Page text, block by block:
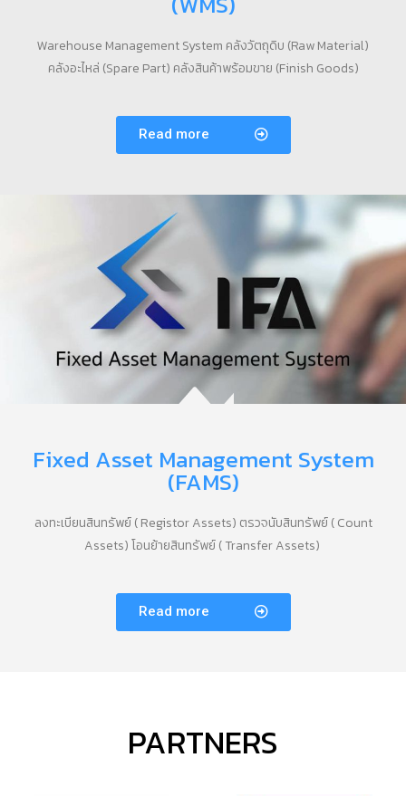
Warehouse Management System คลังวัตถุดิบ (Raw Material)
คลังอะไหล่ (Spare Part) คลังสินค้าพร้อมขาย (Finish Goods)
Read more
Fixed Asset Management System
(FAMS)
ลงทะเบียนสินทรัพย์ ( Registor Assets) ตรวจนับสินทรัพย์ ( Count
Assets) โอนย้ายสินทรัพย์ ( Transfer Assets)
Read more
PARTNERS